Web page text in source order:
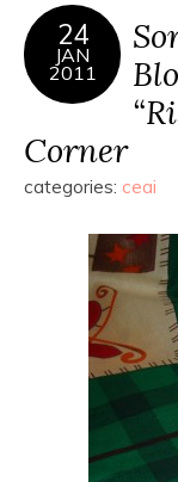
24
JAN
2011
Corner
categories: ceai